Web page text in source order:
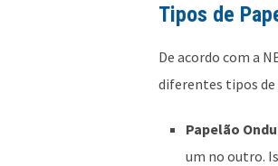
Tipos de
De acordo com a
diferentes tipos de
Papelão
um no outro.